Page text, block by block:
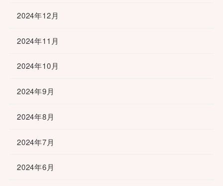
2024年12月
2024年11月
2024年10月
2024年9月
2024年8月
2024年7月
2024年6月